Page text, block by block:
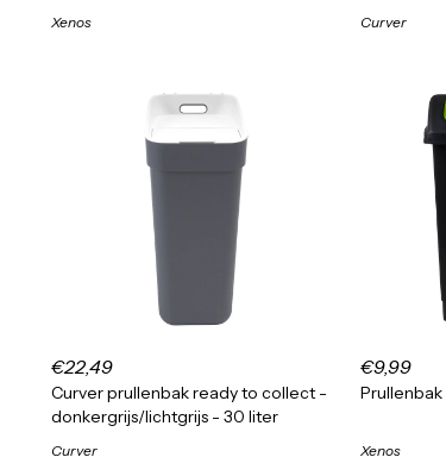
Xenos Curver
€22,49
Curver prullenbak ready to collect -
donkergrijs/lichtgrijs - 30 liter
Curver
€9,99
Xenos